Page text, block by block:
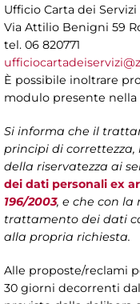
Ufficio Carta dei
Via Attilio Benigni 59
tel. 06 820771
È possibile inoltrare
modulo presente nella
Si informa che il
principi di
della riservatezza ai
dei dati personali ex
196/2003, e che con la
trattamento dei dati
alla propria richiesta.
Alle proposte/reclami
30 giorni decorrenti